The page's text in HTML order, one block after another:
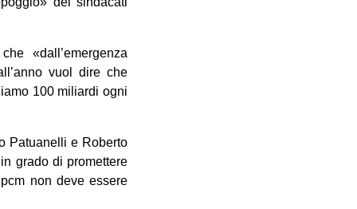
«dall’emergenza
vuol dire che
100 miliardi ogni
Patuanelli e Roberto
grado di promettere
non deve essere